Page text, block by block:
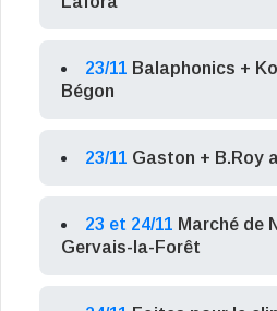
23/11 Balaphonics +
Bégon
23/11 Gaston + B.Roy
23 et 24/11 Marché de
Gervais-la-Forêt